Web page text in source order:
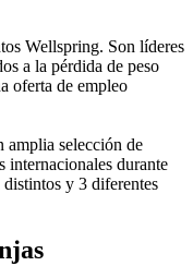
Wellspring. Son líderes
a la pérdida de peso
oferta de empleo
amplia selección de
internacionales durante
y 3 diferentes